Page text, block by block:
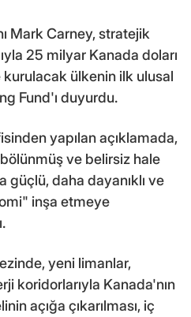
Mark Carney, stratejik
25 milyar Kanada doları
ülkenin ilk ulusal
Fund'ı duyurdu.
yapılan açıklamada,
ve belirsiz hale
daha dayanıklı ve
inşa etmeye
yeni limanlar,
koridorlarıyla Kanada'nın
açığa çıkarılması, iç